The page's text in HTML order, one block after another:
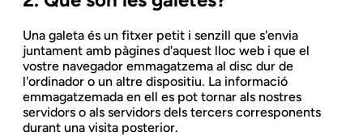
Una galeta és un fitxer petit i senzill que s'envia
juntament amb pàgines d'aquest lloc web i que el
vostre navegador emmagatzema al disc dur de
l'ordinador o un altre dispositiu. La informació
emmagatzemada en ell es pot tornar als nostres
servidors o als servidors dels tercers corresponents
durant una visita posterior.